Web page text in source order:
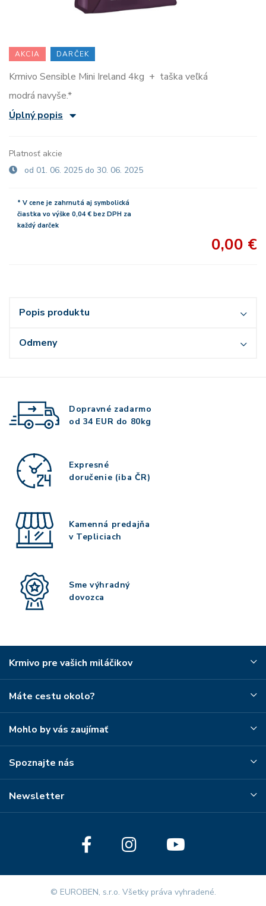
AKCIA DARČEK
Krmivo Sensible Mini Ireland 4kg + taška veľká
modrá navyše.*
Úplný popis
Platnosť akcie
od 01. 06. 2025 do 30. 06. 2025
* V cene je zahrnutá aj symbolická
čiastka vo výške 0,04 € bez DPH za
každý darček
0,00 €
Popis produktu
Odmeny
Dopravné zadarmo
od 34 EUR do 80kg
Expresné
doručenie (iba ČR)
Kamenná predajňa
v Tepliciach
Sme výhradný
dovozca
Krmivo pre vašich miláčikov
Máte cestu okolo?
Mohlo by vás zaujímať
Spoznajte nás
Newsletter
© EUROBEN, s.r.o. Všetky práva vyhradené.